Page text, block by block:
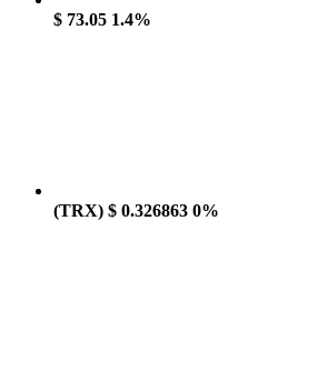
$ 73.05 1.4%
(TRX) $ 0.326863 0%